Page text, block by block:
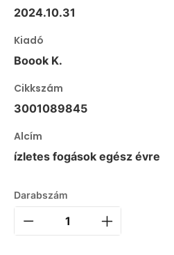
2024.10.31
Kiadó
Boook K.
Cikkszám
3001089845
Alcím
ízletes fogások egész évre
Darabszám